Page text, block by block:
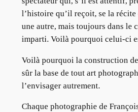
l’histoire qu’il reçoit, se la
une autre, mais toujours dans le
imparti. Voilà pourquoi celui-ci
Voilà pourquoi la construction
sûr la base de tout art
l’envisager autrement.
Chaque photographie de